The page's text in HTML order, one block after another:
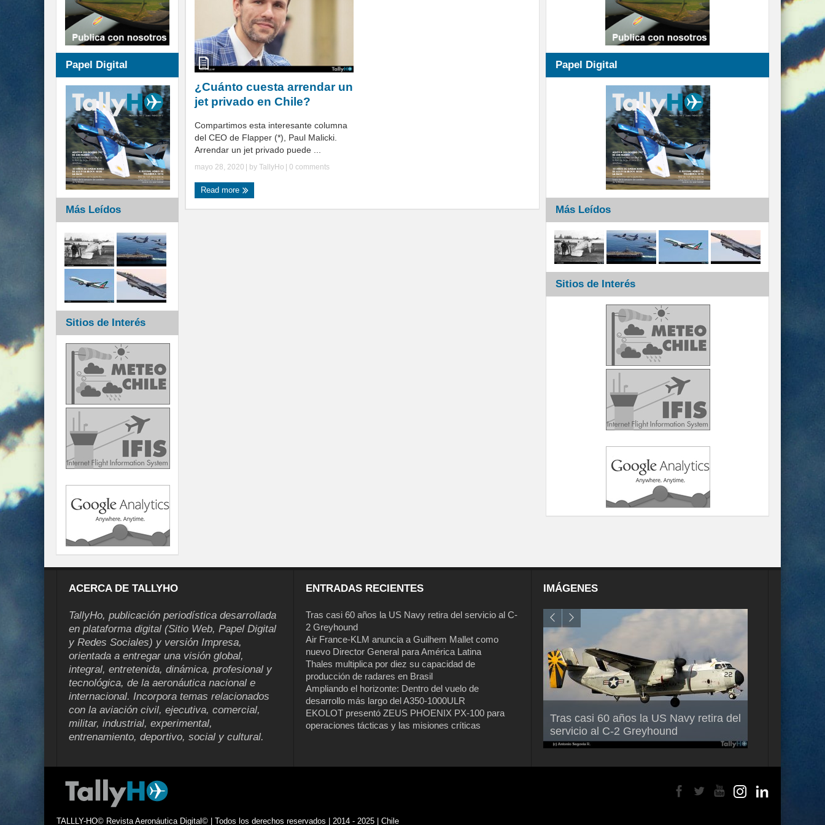
¿Cuánto cuesta arrendar un
jet privado en Chile?
Compartimos esta interesante columna
del CEO de Flapper (*), Paul Malicki.
Arrendar un jet privado puede ...
mayo 28, 2020 | by TallyHo 0 comments
Read more
Papel Digital
Más Leídos
Sitios de Interés
Papel Digital
Más Leídos
Sitios de Interés
ACERCA DE TALLYHO
TallyHo, publicación periodística desarrollada
en plataforma digital (Sitio Web, Papel Digital
y Redes Sociales) y versión Impresa,
orientada a entregar una visión global,
integral, entretenida, dinámica, profesional y
tecnológica, de la aeronáutica nacional e
internacional. Incorpora temas relacionados
con la aviación civil, ejecutiva, comercial,
militar, industrial, experimental,
entrenamiento, deportivo, social y cultural.
ENTRADAS RECIENTES
Tras casi 60 años la US Navy retira del servicio al C-
2 Greyhound
Air France-KLM anuncia a Guilhem Mallet como
nuevo Director General para América Latina
Thales multiplica por diez su capacidad de
producción de radares en Brasil
Ampliando el horizonte: Dentro del vuelo de
desarrollo más largo del A350-1000ULR
EKOLOT presentó ZEUS PHOENIX PX-100 para
operaciones tácticas y las misiones críticas
IMÁGENES
Tras casi 60 años la US Navy retira del
servicio al C-2 Greyhound
Air France-KLM anuncia a Guilhem
Mallet como nuevo Director General
para América Latina
TALLLY-HO© Revista Aeronáutica Digital© | Todos los derechos reservados | 2014 - 2025 | Chile